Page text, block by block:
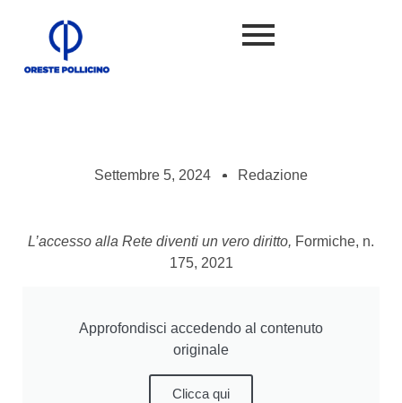
Settembre 5, 2024 Redazione
L’accesso alla Rete diventi un vero diritto, Formiche, n.
175, 2021
Approfondisci accedendo al contenuto
originale
Clicca qui